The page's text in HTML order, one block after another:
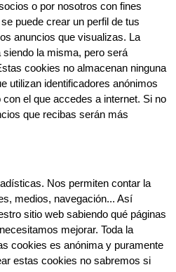
o por nosotros con fines
puede crear un perfil de tus
anuncios que visualizas. La
la misma, pero será
cookies no almacenan ninguna
utilizan identificadores anónimos
el que accedes a internet. Si no
que recibas serán más
Nos permiten contar la
medios, navegación... Así
sitio web sabiendo qué páginas
mejorar. Toda la
cookies es anónima y puramente
estas cookies no sabremos si